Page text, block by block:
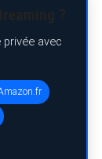
avec